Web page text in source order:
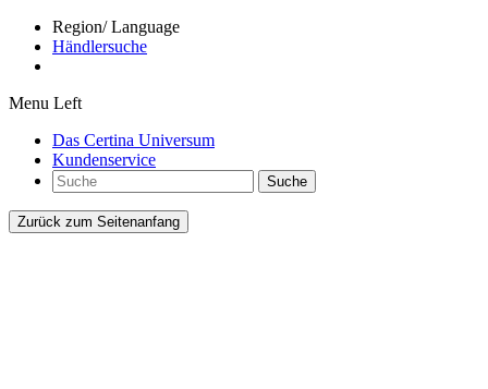
Region/ Language
Händlersuche
Menu Left
Das Certina Universum
Kundenservice
Suche
Zurück zum Seitenanfang